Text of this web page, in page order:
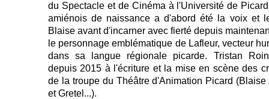
du Spectacle et de Cinéma à l'Université de
amiénois de naissance a d'abord été la voix et
Blaise avant d'incarner avec fierté depuis
le personnage emblématique de Lafleur, vecteur
dans sa langue régionale picarde. Tristan
depuis 2015 à l'écriture et la mise en scène des
de la troupe du Théâtre d'Animation Picard
et Gretel...).